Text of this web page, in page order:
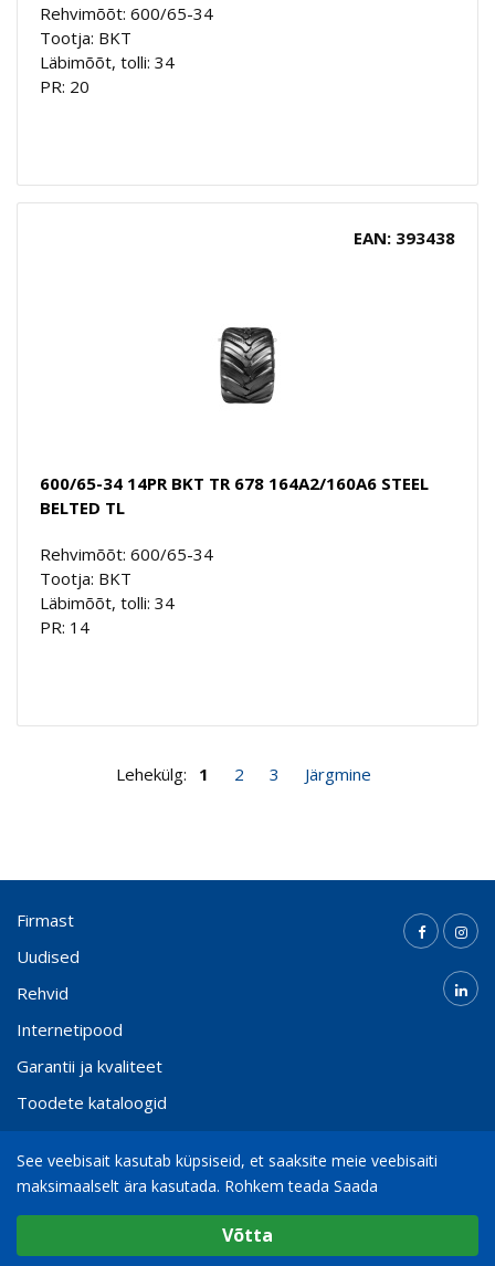
Rehvimõõt: 600/65-34
Tootja: BKT
Läbimõõt, tolli: 34
PR: 20
EAN: 393438
600/65-34 14PR BKT TR 678 164A2/160A6 STEEL
BELTED TL
Rehvimõõt: 600/65-34
Tootja: BKT
Läbimõõt, tolli: 34
PR: 14
Lehekülg: 1 2 3 Järgmine
Firmast
Uudised
Rehvid
Internetipood
Garantii ja kvaliteet
Toodete kataloogid
Kontakt
(+372) 65 000 21
See veebisait kasutab küpsiseid, et saaksite meie veebisaiti
maksimaalselt ära kasutada. Rohkem teada Saada
Valige cookie Seaded
Võtta